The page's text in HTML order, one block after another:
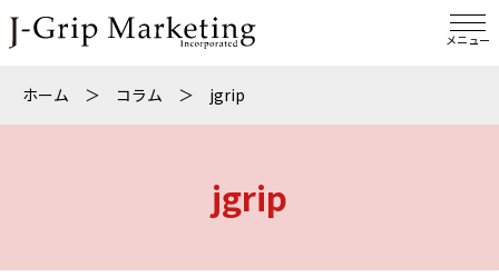
メニュー
ホーム ＞ コラム ＞ jgrip
jgrip